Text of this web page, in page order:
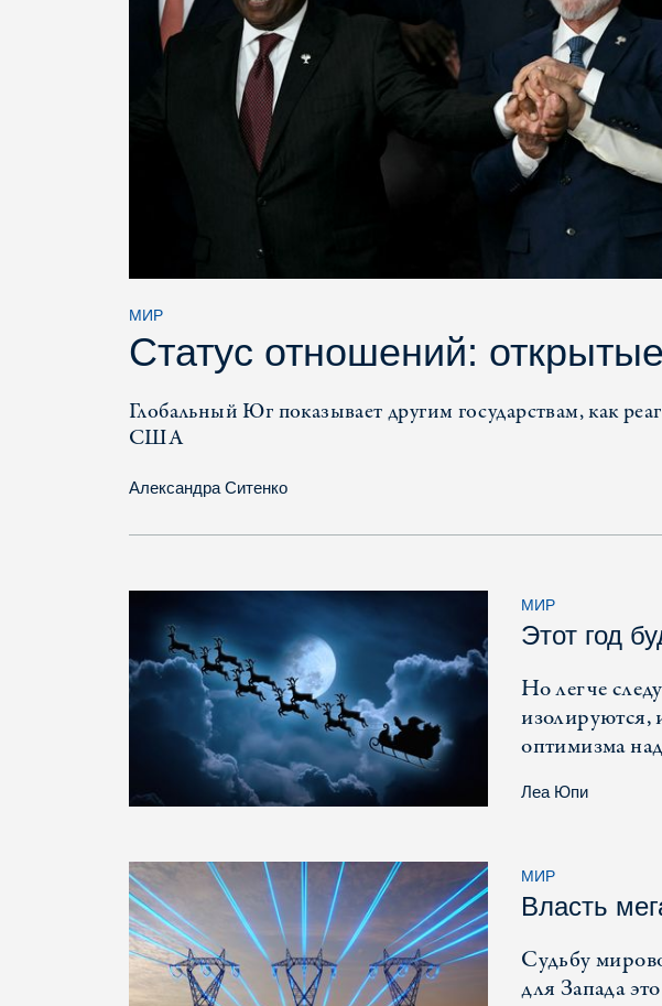
МИР
Статус отношений: открытые
Глобальный Юг показывает другим государствам, как
США
Александра Ситенко
МИР
Этот год
Но легче
изолируются,
оптимизма
Леа Юпи
МИР
Власть
Судьбу
для Запада